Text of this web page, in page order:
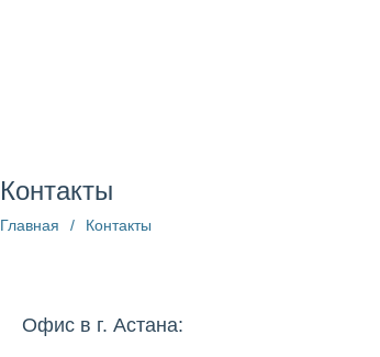
Контакты
Главная / Контакты
Офис в г. Астана: